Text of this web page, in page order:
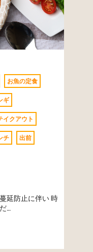
お魚の定食
ギ
イクアウト
チ 出前
延防止に伴い 時
…